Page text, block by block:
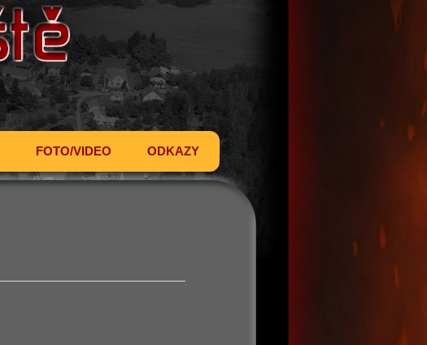
FOTO/VIDEO ODKAZY